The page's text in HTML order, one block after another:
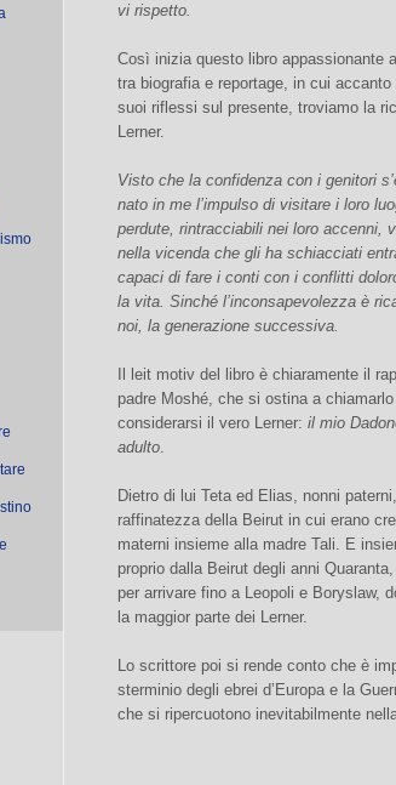
vi rispetto.
Così inizia questo libro appassionante
tra biografia e reportage, in cui
suoi riflessi sul presente, troviamo la
Lerner.
Visto che la confidenza con i genitori
nato in me l’impulso di visitare i loro
perdute, rintracciabili nei loro accenni,
nella vicenda che gli ha schiacciati
capaci di fare i conti con i conflitti
la vita. Sinché l’inconsapevolezza è
noi, la generazione successiva.
Il leit motiv del libro è chiaramente il
padre Moshé, che si ostina a
considerarsi il vero Lerner: il mio
adulto.
Dietro di lui Teta ed Elias, nonni
raffinatezza della Beirut in cui erano
materni insieme alla madre Tali. E
proprio dalla Beirut degli anni
per arrivare fino a Leopoli e Boryslaw,
la maggior parte dei Lerner.
Lo scrittore poi si rende conto che è
sterminio degli ebrei d’Europa e la
che si ripercuotono inevitabilmente